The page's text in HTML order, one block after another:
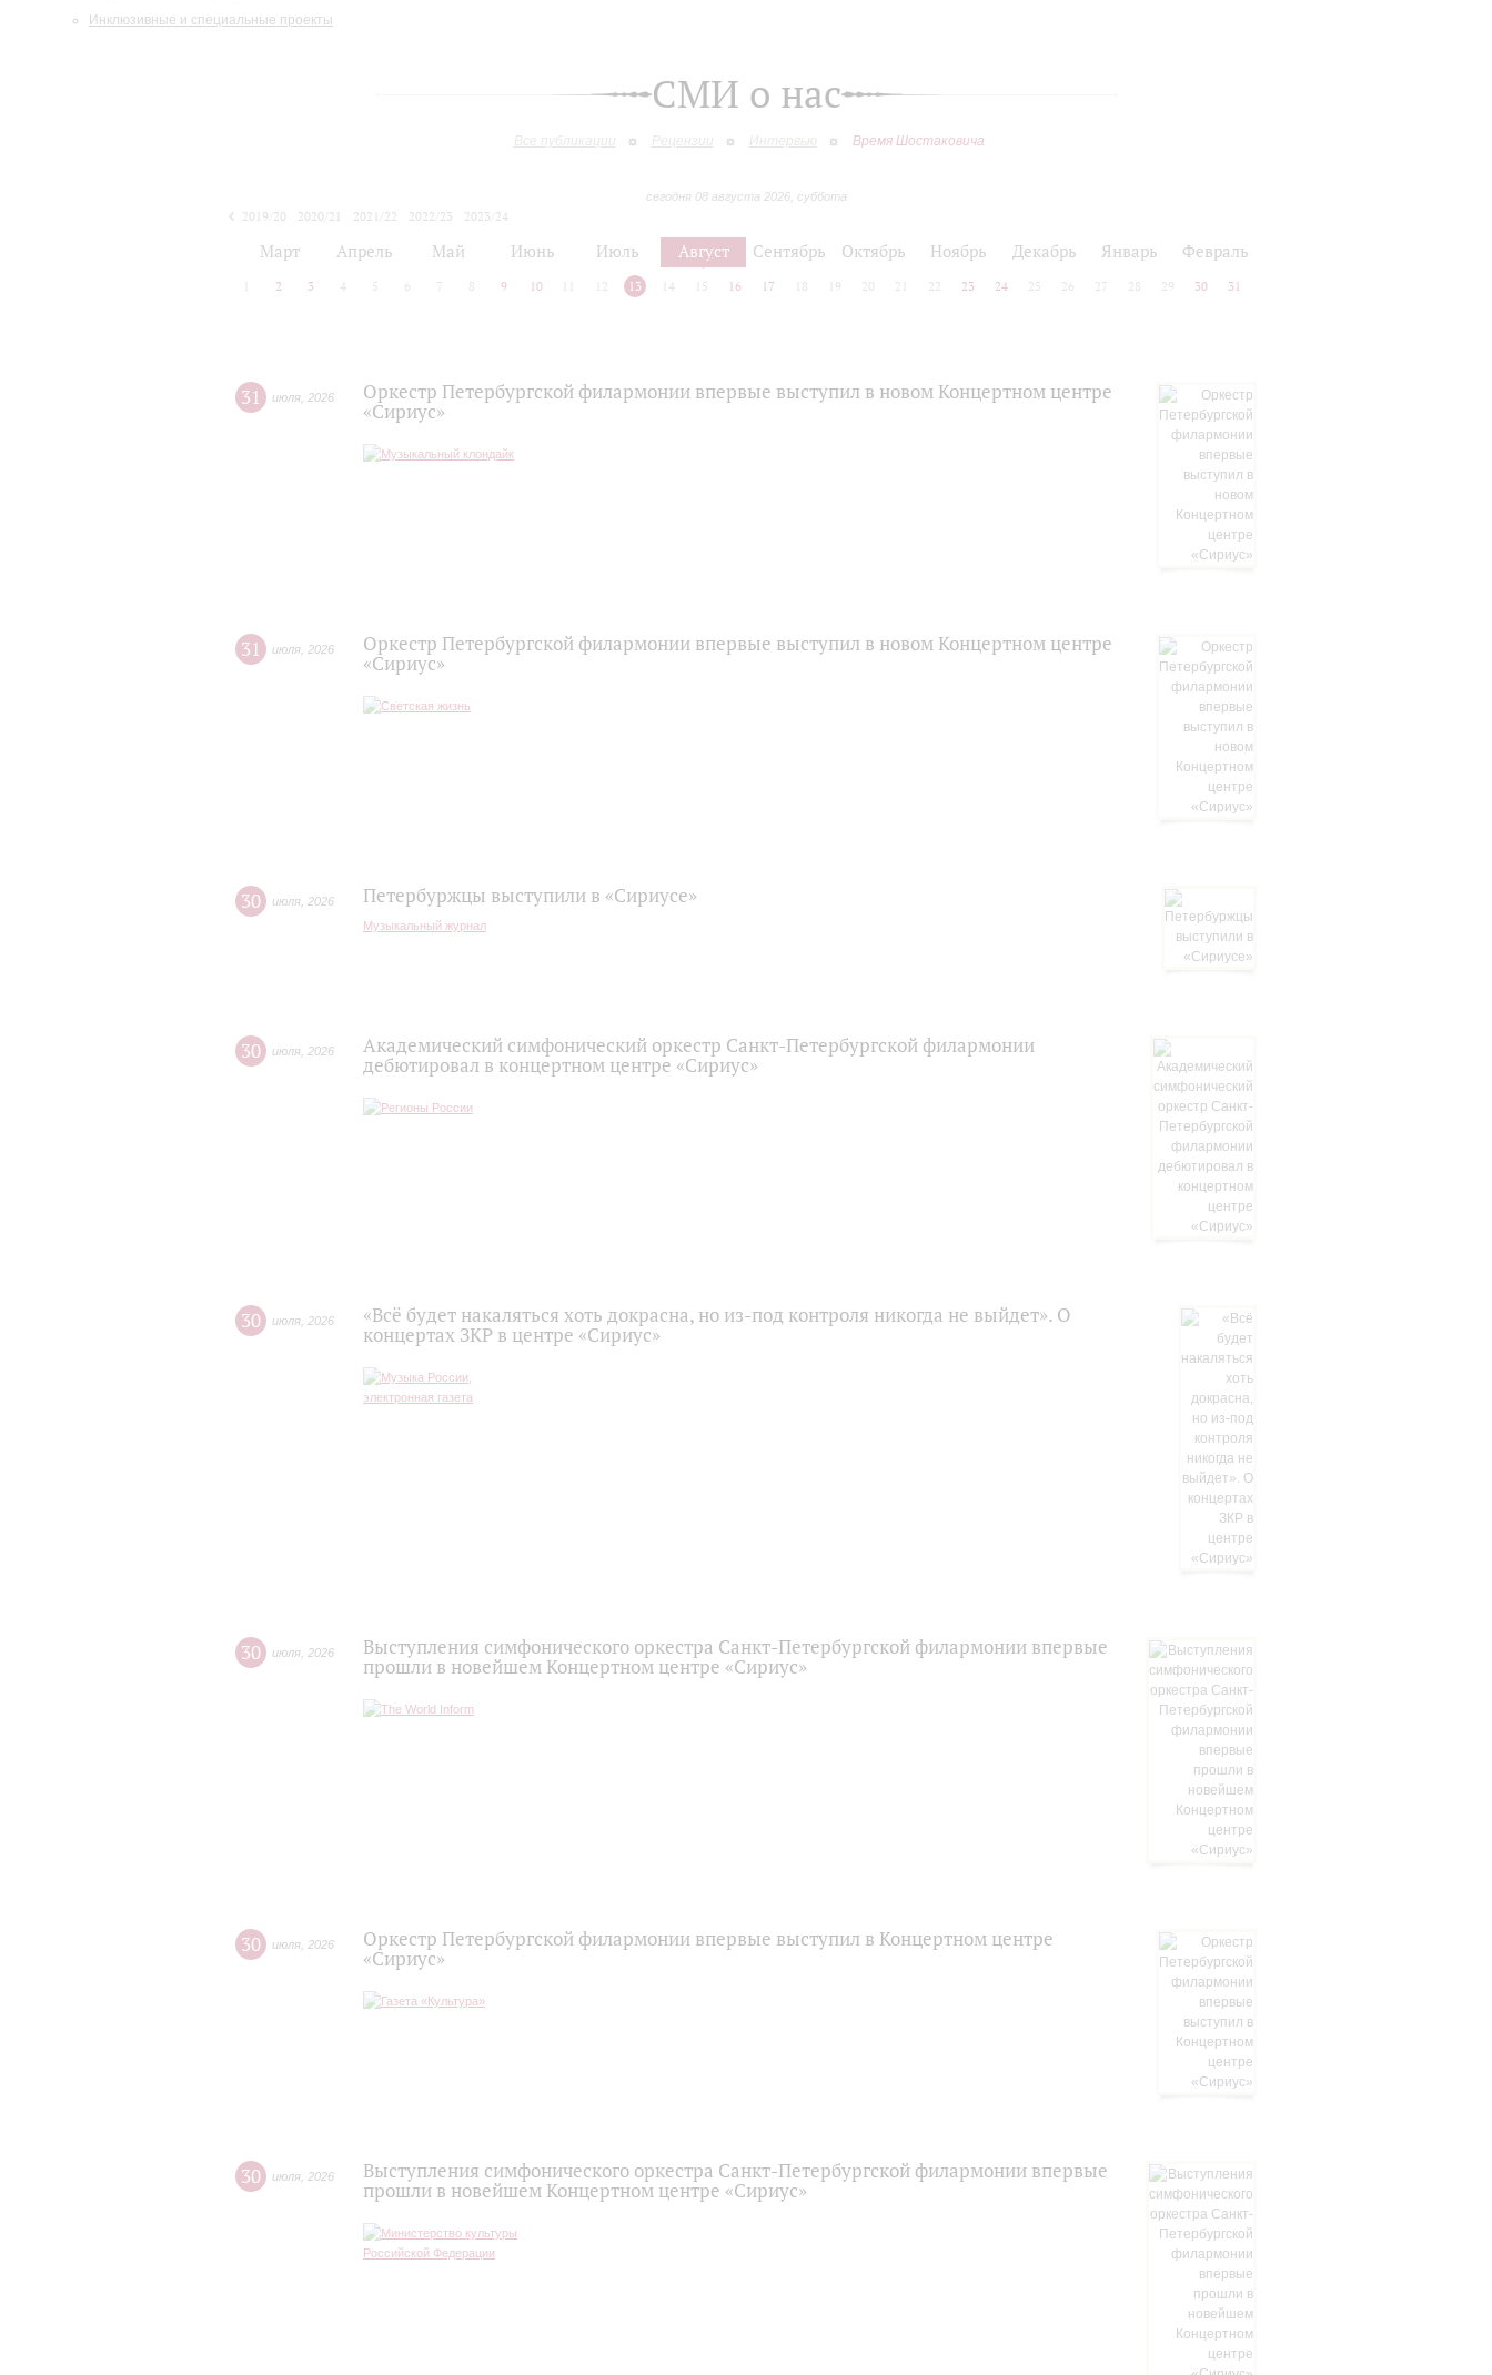
Инклюзивные и специальные проекты
СМИ о нас
Все публикации Рецензии Интервью Время Шостаковича
сегодня 08 августа 2026, суббота
2019/20 2020/21 2021/22 2022/23
2023/24
Март Апрель Май Июнь Июль Август Сентябрь Октябрь Ноябрь Декабрь Январь Февраль
2 3 4 5 6 7 8 9 10 12 13 14 15 16 17 18 19 20 21 22 23 24 25 26 27 28 29 30 31
31 июля 2026
Оркестр Петербургской филармонии впервые выступил в новом Концертном центре
«Сириус»
31 июля 2026
Оркестр Петербургской филармонии впервые выступил в новом Концертном центре
«Сириус»
30 июля 2026 Петербуржцы выступили в «Сириусе»
Музыкальный журнал
30 июля 2026
Академический симфонический оркестр Санкт-Петербургской филармонии
дебютировал в концертном центре «Сириус»
30 июля 2026
«Всё будет накаляться хоть докрасна, но из-под контроля никогда не выйдет». О
концертах ЗКР в центре «Сириус»
30 июля 2026
Выступления симфонического оркестра Санкт-Петербургской филармонии впервые
прошли в новейшем Концертном центре «Сириус»
30 июля 2026
Оркестр Петербургской филармонии впервые выступил в Концертном центре
«Сириус»
30 июля 2026
Выступления симфонического оркестра Санкт-Петербургской филармонии впервые
прошли в новейшем Концертном центре «Сириус»